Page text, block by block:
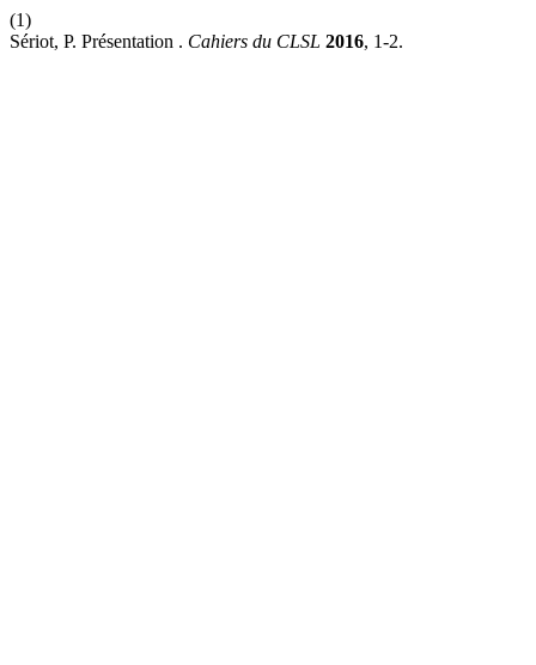
(1)
Sériot, P. Présentation . Cahiers du CLSL 2016, 1-2.